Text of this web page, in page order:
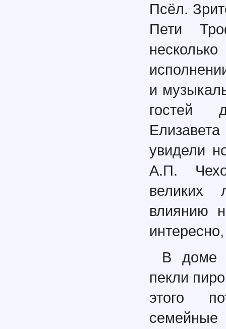
Псёл.
Пети
и
гостей
увидели
А.П.
великих
влиянию
В доме
пекли
этого